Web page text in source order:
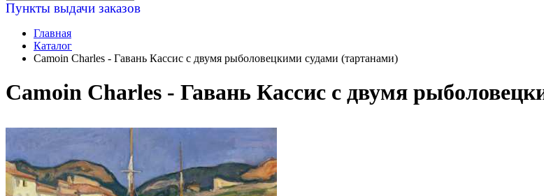
Пункты выдачи заказов
Главная
Каталог
Camoin Charles - Гавань Кассис с двумя рыболовецкими судами (тартанами)
Camoin Charles - Гавань Кассис с двумя